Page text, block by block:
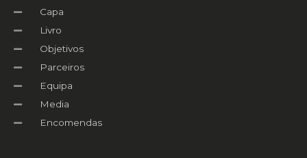
Capa
Livro
Objetivos
Parceiros
Equipa
Media
Encomendas